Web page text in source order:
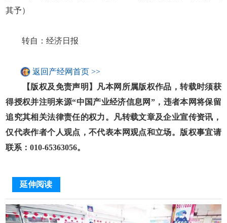
其予）
转自：经济日报
返回产经网首页 >>
【版权及免责声明】凡本网所属版权作品，转载时须获
得授权并注明来源“中国产业经济信息网”，违者本网将保留
追究其相关法律责任的权力。凡转载文章及企业宣传资讯，
仅代表作者个人观点，不代表本网观点和立场。版权事宜请
联系：010-65363056。
延伸阅读